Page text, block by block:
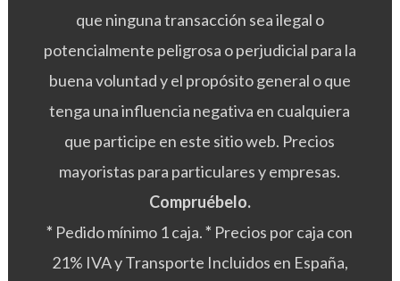
que ninguna transacción sea ilegal o
potencialmente peligrosa o perjudicial para la
buena voluntad y el propósito general o que
tenga una influencia negativa en cualquiera
que participe en este sitio web. Precios
mayoristas para particulares y empresas.
Compruébelo.
* Pedido mínimo 1 caja.* Precios por caja con
21% IVA y Transporte Incluidos en España,